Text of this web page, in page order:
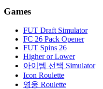
Games
FUT Draft Simulator
FC 26 Pack Opener
FUT Spins 26
Higher or Lower
아이템 선택 Simulator
Icon Roulette
영웅 Roulette